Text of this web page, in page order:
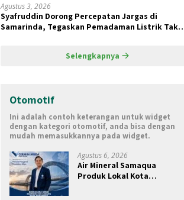
Agustus 3, 2026
Syafruddin Dorong Percepatan Jargas di
Samarinda, Tegaskan Pemadaman Listrik Tak
Selengkapnya
Otomotif
Ini adalah contoh keterangan untuk widget
dengan kategori otomotif, anda bisa dengan
mudah memasukkannya pada widget.
Agustus 6, 2026
Air Mineral Samaqua
Produk Lokal Kota